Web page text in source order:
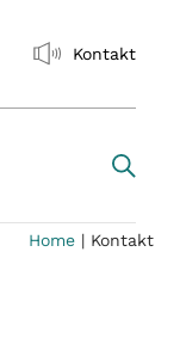
Kontakt
Home| Kontakt